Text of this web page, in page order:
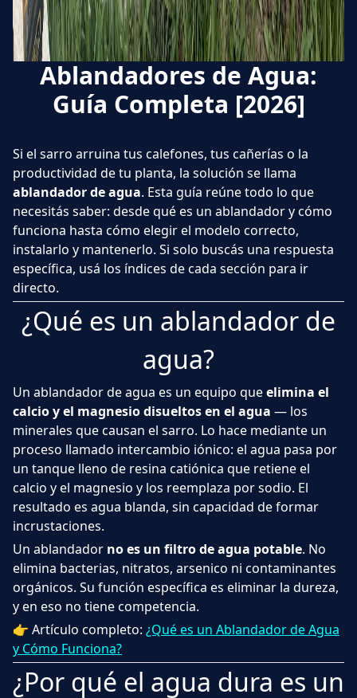
Ablandadores de Agua:
Guía Completa [2026]
Si el sarro arruina tus calefones, tus cañerías o la
productividad de tu planta, la solución se llama
ablandador de agua. Esta guía reúne todo lo que
necesitás saber: desde qué es un ablandador y cómo
funciona hasta cómo elegir el modelo correcto,
instalarlo y mantenerlo. Si solo buscás una respuesta
específica, usá los índices de cada sección para ir
directo.
¿Qué es un ablandador de
agua?
Un ablandador de agua es un equipo queelimina el
calcio y el magnesio disueltos en el agua — los
minerales que causan el sarro. Lo hace mediante un
proceso llamado intercambio iónico: el agua pasa por
un tanque lleno de resina catiónica que retiene el
calcio y el magnesio y los reemplaza por sodio. El
resultado es agua blanda, sin capacidad de formar
incrustaciones.
Un ablandador no es un filtro de agua potable. No
elimina bacterias, nitratos, arsenico ni contaminantes
orgánicos. Su función específica es eliminar la dureza,
y en eso no tiene competencia.
👉 Artículo completo: ¿Qué es un Ablandador de Agua
y Cómo Funciona?
¿Por qué el agua dura es un